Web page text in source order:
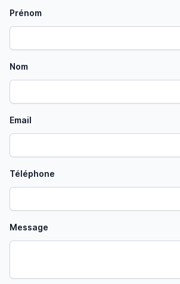
Prénom
Nom
Email
Téléphone
Message